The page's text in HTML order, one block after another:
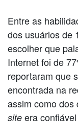
Entre as
dos usuários de
escolher que
Internet foi de
reportaram que
encontrada na
assim como dos
site era